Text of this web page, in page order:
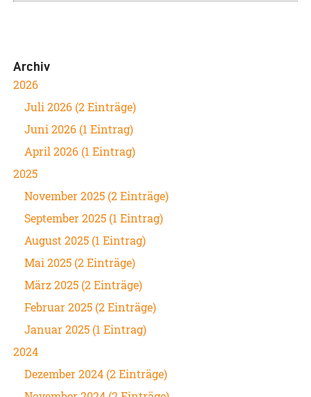
Archiv
2026
Juli 2026 (2 Einträge)
Juni 2026 (1 Eintrag)
April 2026 (1 Eintrag)
2025
November 2025 (2 Einträge)
September 2025 (1 Eintrag)
August 2025 (1 Eintrag)
Mai 2025 (2 Einträge)
März 2025 (2 Einträge)
Februar 2025 (2 Einträge)
Januar 2025 (1 Eintrag)
2024
Dezember 2024 (2 Einträge)